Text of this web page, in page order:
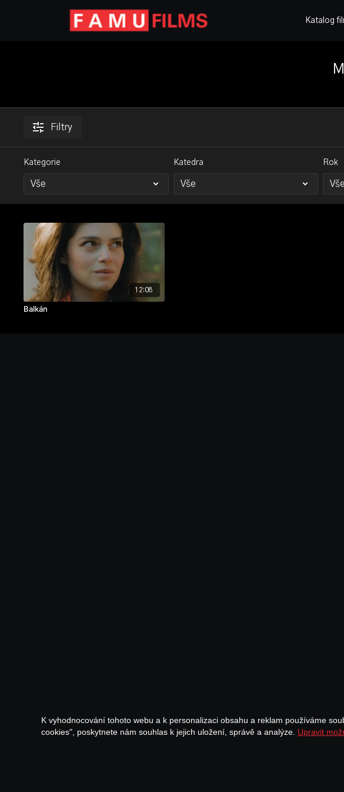
Katalog
Filtry
Kategorie Katedra Rok
12:08
Balkán
K vyhodnocování tohoto webu a k personalizaci obsahu a reklam používáme
cookies", poskytnete nám souhlas k jejich uložení, správě a analýze. Upravit